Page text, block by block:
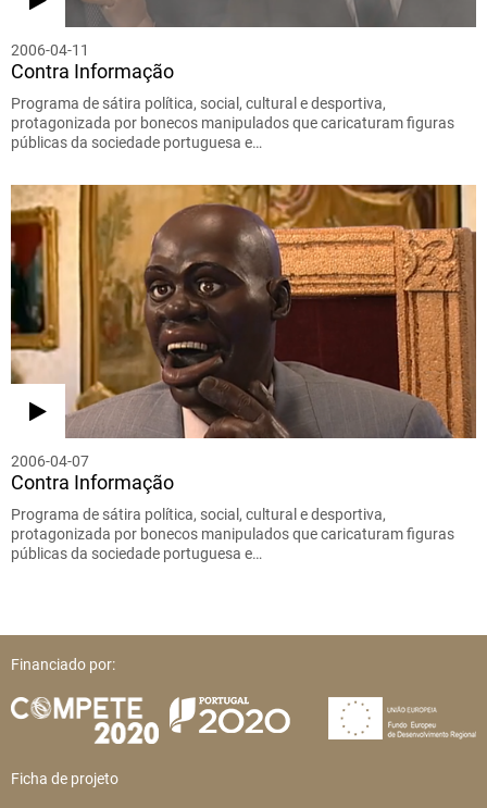
2006-04-11
Contra Informação
Programa de sátira política, social, cultural e desportiva,
protagonizada por bonecos manipulados que caricaturam figuras
públicas da sociedade portuguesa e…
2006-04-07
Contra Informação
Programa de sátira política, social, cultural e desportiva,
protagonizada por bonecos manipulados que caricaturam figuras
públicas da sociedade portuguesa e…
Financiado por:
Ficha de projeto